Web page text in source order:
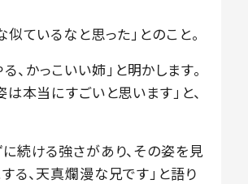
ているなと思った」とのこと。
かっこいい姉」と明かします。
本当にすごいと思います」と、
続ける強さがあり、その姿を見
る、天真爛漫な兄です」と語り